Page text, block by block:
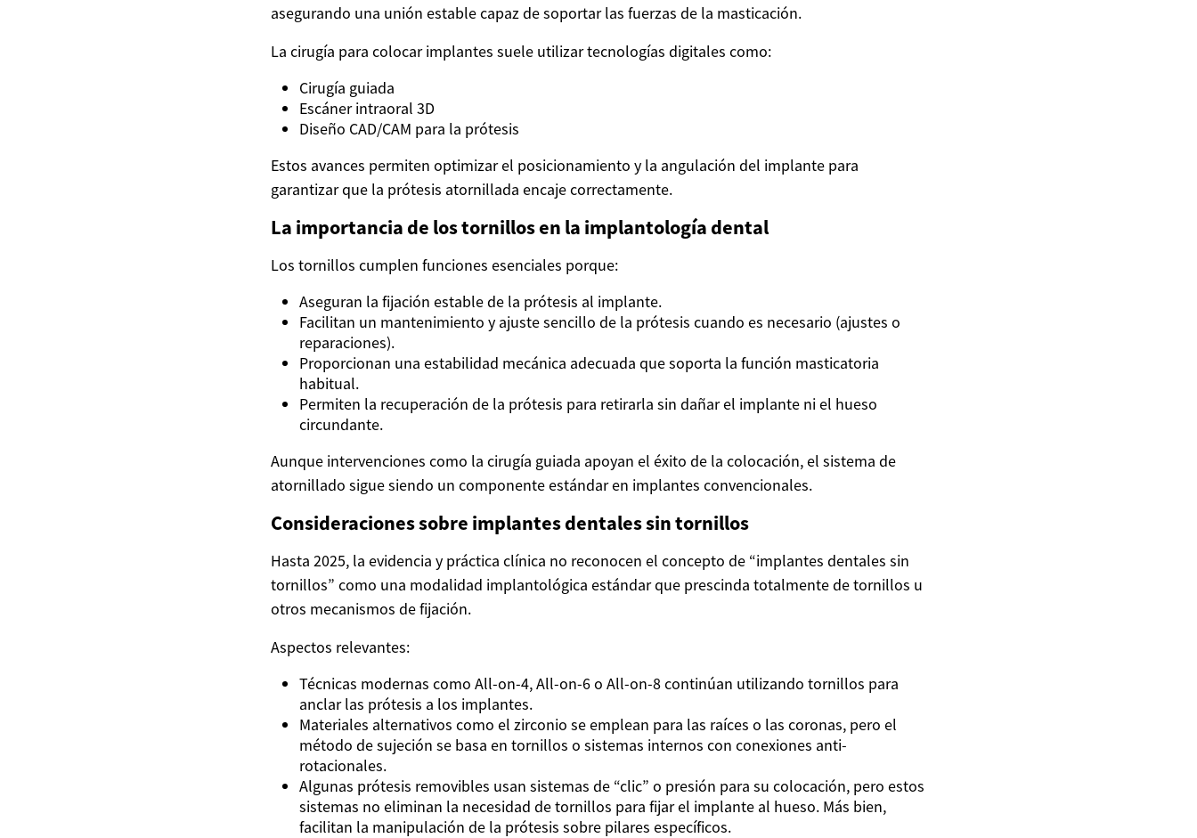
asegurando una unión estable capaz de soportar las fuerzas de la masticación.
La cirugía para colocar implantes suele utilizar tecnologías digitales como:
Cirugía guiada
Escáner intraoral 3D
Diseño CAD/CAM para la prótesis
Estos avances permiten optimizar el posicionamiento y la angulación del implante para
garantizar que la prótesis atornillada encaje correctamente.
La importancia de los tornillos en la implantología dental
Los tornillos cumplen funciones esenciales porque:
Aseguran la fijación estable de la prótesis al implante.
Facilitan un mantenimiento y ajuste sencillo de la prótesis cuando es necesario (ajustes o
reparaciones).
Proporcionan una estabilidad mecánica adecuada que soporta la función masticatoria
habitual.
Permiten la recuperación de la prótesis para retirarla sin dañar el implante ni el hueso
circundante.
Aunque intervenciones como la cirugía guiada apoyan el éxito de la colocación, el sistema de
atornillado sigue siendo un componente estándar en implantes convencionales.
Consideraciones sobre implantes dentales sin tornillos
Hasta 2025, la evidencia y práctica clínica no reconocen el concepto de “implantes dentales sin
tornillos” como una modalidad implantológica estándar que prescinda totalmente de tornillos u
otros mecanismos de fijación.
Aspectos relevantes:
Técnicas modernas como All-on-4, All-on-6 o All-on-8 continúan utilizando tornillos para
anclar las prótesis a los implantes.
Materiales alternativos como el zirconio se emplean para las raíces o las coronas, pero el
método de sujeción se basa en tornillos o sistemas internos con conexiones anti-
rotacionales.
Algunas prótesis removibles usan sistemas de “clic” o presión para su colocación, pero estos
sistemas no eliminan la necesidad de tornillos para fijar el implante al hueso. Más bien,
facilitan la manipulación de la prótesis sobre pilares específicos.